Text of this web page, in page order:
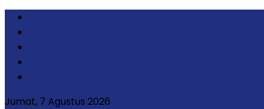
Jumat, 7 Agustus 2026